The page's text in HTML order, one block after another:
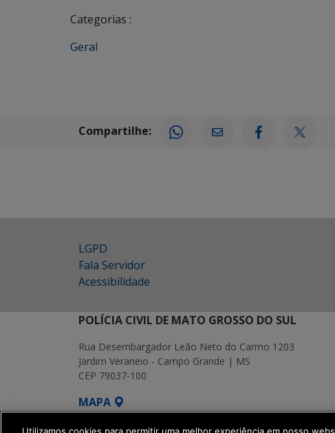
Categorias :
Geral
Compartilhe:
LGPD
Fala Servidor
Acessibilidade
POLÍCIA CIVIL DE MATO GROSSO DO SUL
Rua Desembargador Leão Neto do Carmo 1203
Jardim Veraneio - Campo Grande | MS
CEP 79037-100
MAPA
SETDIG | Secretaria-Executiva de